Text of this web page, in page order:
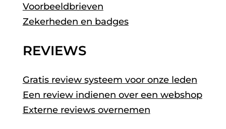
Voorbeeldbrieven
Zekerheden en badges
REVIEWS
Gratis review systeem voor onze leden
Een review indienen over een webshop
Externe reviews overnemen